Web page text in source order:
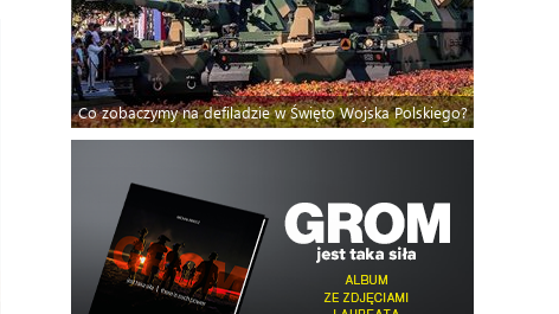
Co zobaczymy na defiladzie w Święto Wojska Polskiego?